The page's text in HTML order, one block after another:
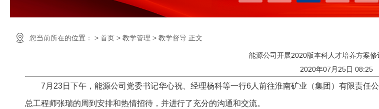
您当前所在的位置： > 首页 > 教学管理 > 教学督导 正文
能源公司开展2020版本科人才培养方案
2020年07月25日 08:25
7月23日下午，能源公司党委书记华心祝、经理杨科等一行6人前往淮南矿业（集团）有限责任
总工程师张瑞的周到安排和热情招待，并进行了充分的沟通和交流。